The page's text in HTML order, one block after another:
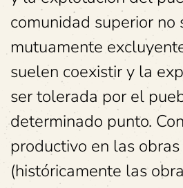
comunidad superior no
mutuamente
suelen coexistir y la
ser tolerada por el
determinado punto.
productivo en las
(históricamente las